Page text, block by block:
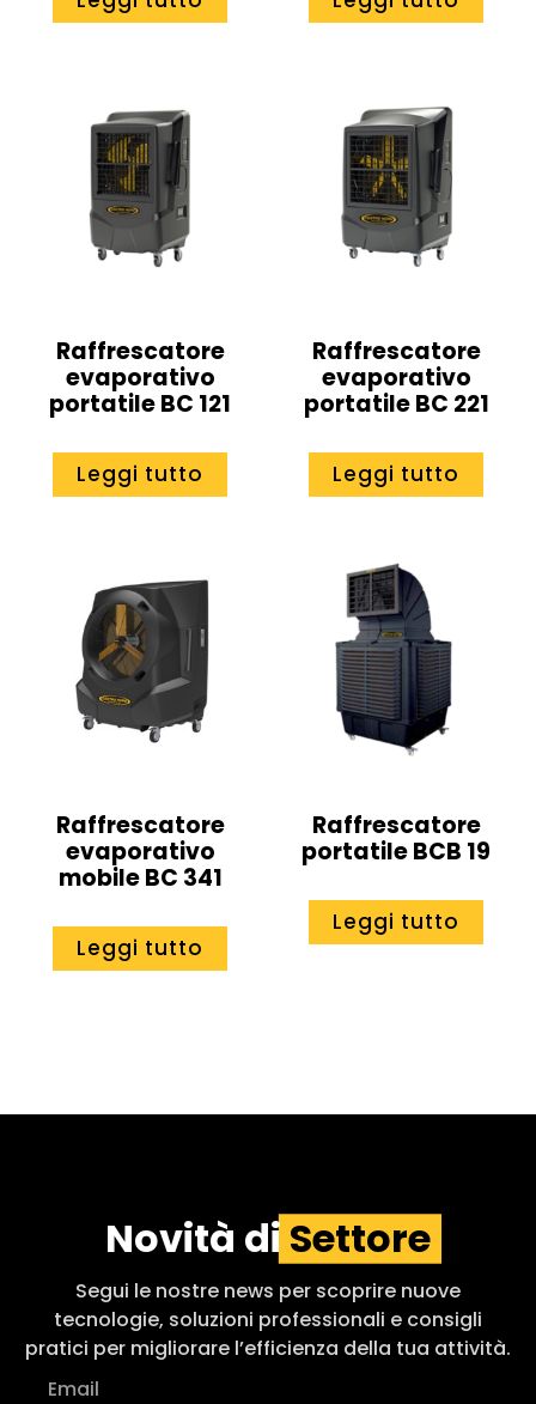
Raffrescatore
evaporativo
portatile BC 121
Leggi tutto
Raffrescatore
evaporativo
portatile BC 221
Leggi tutto
Raffrescatore
evaporativo
mobile BC 341
Leggi tutto
Raffrescatore
portatile BCB 19
Leggi tutto
Novità di Settore
Segui le nostre news per scoprire nuove
tecnologie, soluzioni professionali e consigli
pratici per migliorare l’efficienza della tua attività.